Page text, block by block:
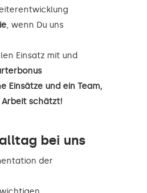
, wenn Du uns
Einsatz mit und
Einsätze und ein Team,
Arbeit schätzt!
bei uns
der